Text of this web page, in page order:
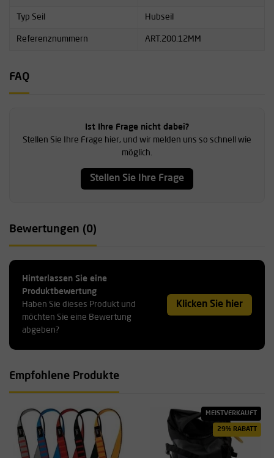
Typ Seil Hubseil
Referenznummern ART.200.12MM
FAQ
Ist Ihre Frage nicht dabei?
Stellen Sie Ihre Frage hier, und wir melden uns so schnell wie
möglich.
Stellen Sie Ihre Frage
Bewertungen (0)
Hinterlassen Sie eine
Produktbewertung
Haben Sie dieses Produkt und
möchten Sie eine Bewertung
abgeben?
Klicken Sie hier
Empfohlene Produkte
MEISTVERKAUFT
29% RABATT